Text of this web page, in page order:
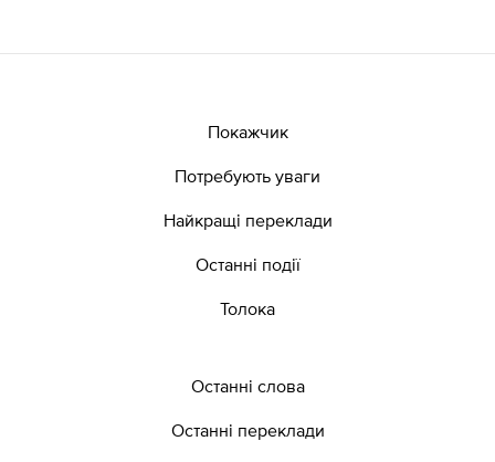
Покажчик
Потребують уваги
Найкращі переклади
Останні події
Толока
Останні слова
Останні переклади